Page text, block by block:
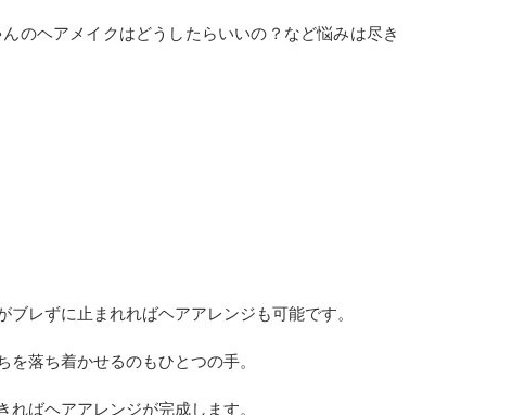
のヘアメイクはどうしたらいいの？など悩みは尽き
レずに止まれればヘアアレンジも可能です。
落ち着かせるのもひとつの手。
ばヘアアレンジが完成します。